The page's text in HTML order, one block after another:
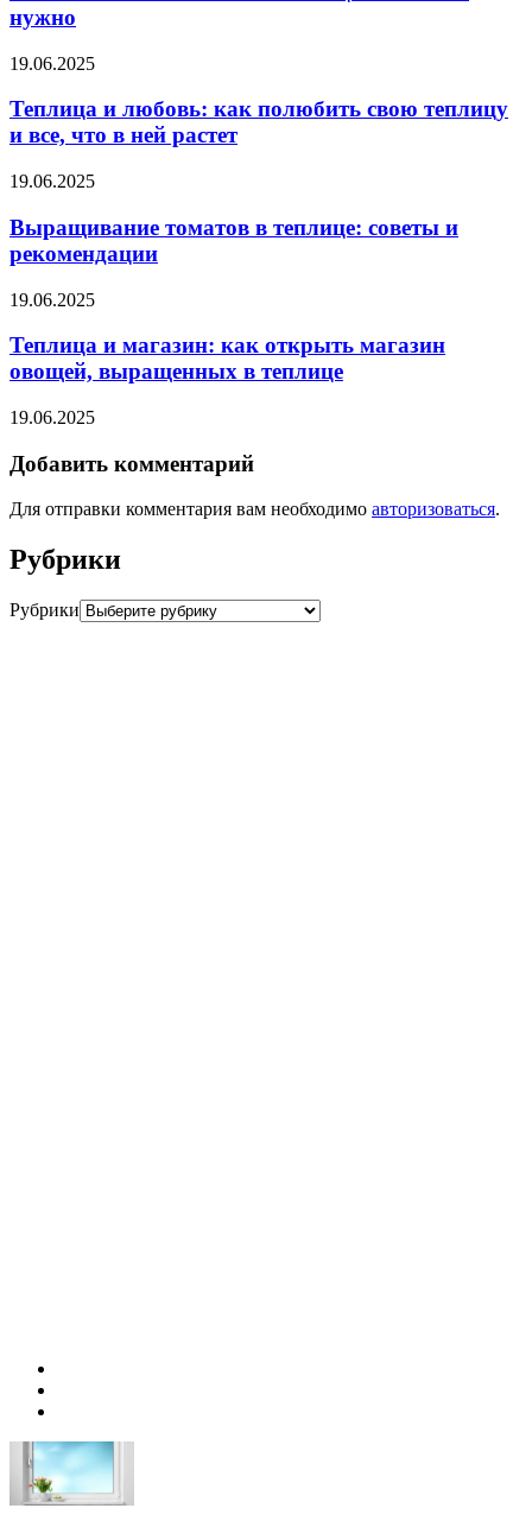
нужно
19.06.2025
Теплица и любовь: как полюбить свою теплицу
и все, что в ней растет
19.06.2025
Выращивание томатов в теплице: советы и
рекомендации
19.06.2025
Теплица и магазин: как открыть магазин
овощей, выращенных в теплице
19.06.2025
Добавить комментарий
Для отправки комментария вам необходимо авторизоваться.
Рубрики
Рубрики